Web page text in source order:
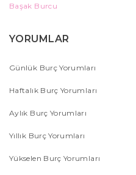
Başak Burcu
YORUMLAR
Günlük Burç Yorumları
Haftalık Burç Yorumları
Aylık Burç Yorumları
Yıllık Burç Yorumları
Yükselen Burç Yorumları